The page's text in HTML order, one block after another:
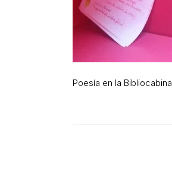
Poesía en la Bibliocabina